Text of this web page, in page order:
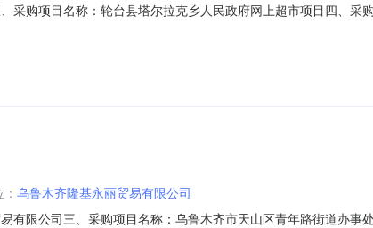
购项目名称：轮台县塔尔拉克乡人民政府网上超市项目四、采购
规格型号单位数量单价(元)总价(元)1得力7103胶棒/固体胶36g/
个54.0010540
乌鲁木齐隆基永丽贸易有限公司
限公司三、采购项目名称：乌鲁木齐市天山区青年路街道办事